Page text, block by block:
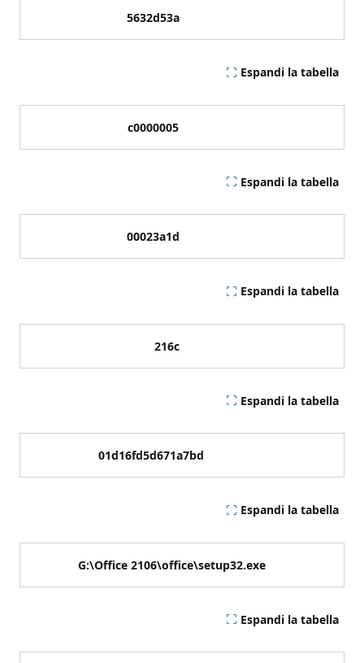
5632d53a
Espandi la tabella
c0000005
Espandi la tabella
00023a1d
Espandi la tabella
216c
Espandi la tabella
01d16fd5d671a7bd
Espandi la tabella
G:\Office 2106\office\setup32.exe
Espandi la tabella